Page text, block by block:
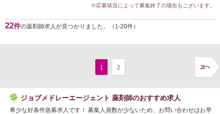
※応募状況によって募集終了の場合もございます。
22件の薬剤師求人が見つかりました。（1-20件）
1 2
ジョブメドレーエージェント 薬剤師のおすすめ求人
希少な好条件急募求人です！ 募集人員数が少ないため、お問い合わせはお早